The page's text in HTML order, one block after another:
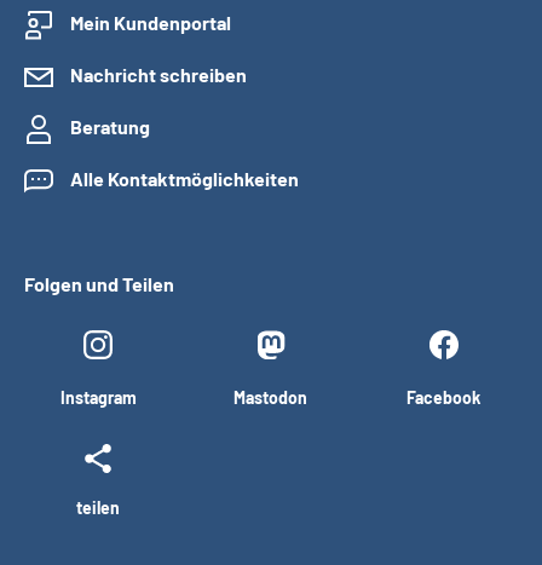
Mein Kundenportal
Nachricht schreiben
Beratung
Alle Kontaktmöglichkeiten
Folgen und Teilen
Instagram Mastodon Facebook
teilen